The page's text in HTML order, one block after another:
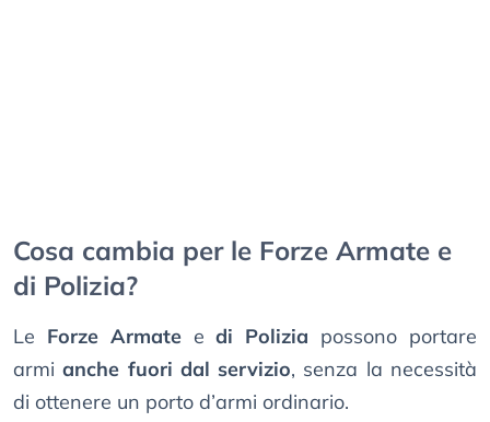
Cosa cambia per le Forze Armate e
di Polizia?
Le Forze Armateedi Polizia possono portare
armianche fuori dal servizio, senza la necessità
di ottenere un porto d’armi ordinario.